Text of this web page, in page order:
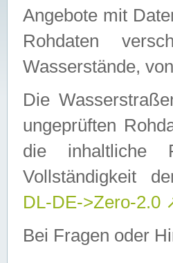
Angebote mit
Rohdaten
Wasserstände,
Die
ungeprüften
die inhaltliche
Vollständigkeit
DL-DE->Zero-2.0
Bei Fragen oder